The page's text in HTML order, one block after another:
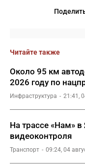
Читайте также
Около 95 км
2026 году по
Инфраструктура 21:41,
На трассе «Нам» в
видеоконтроля
Транспорт 09:24, 04